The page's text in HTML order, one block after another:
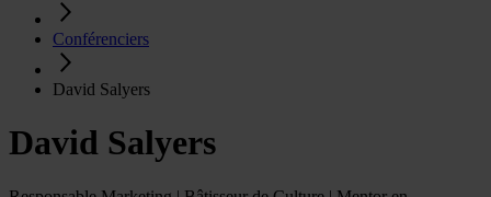
Conférenciers
David Salyers
David Salyers